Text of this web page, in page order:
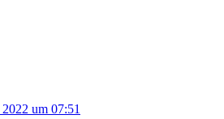
um 07:51